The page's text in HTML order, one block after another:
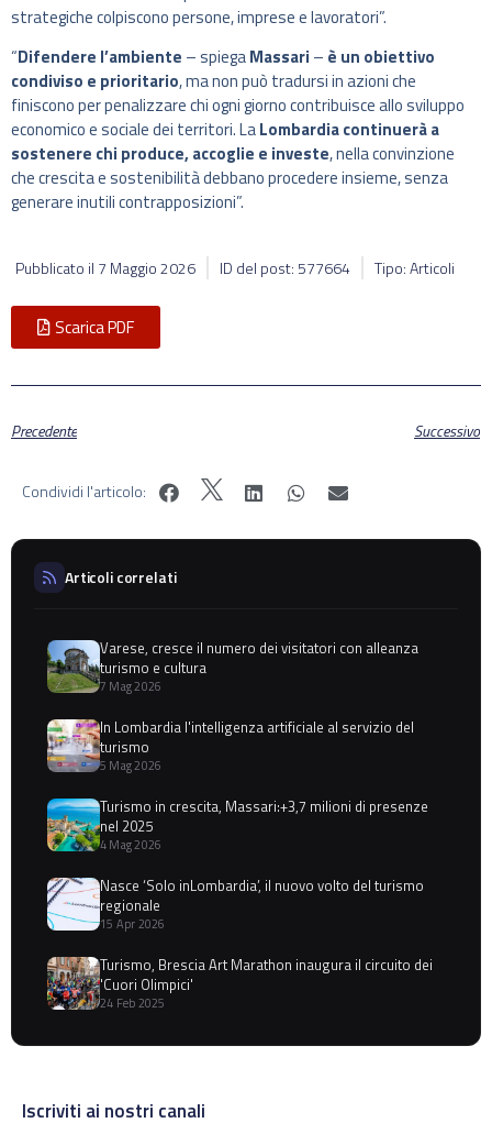
strategiche colpiscono persone, imprese e lavoratori”.
“Difendere l’ambiente – spiegaMassari – è un obiettivo
condiviso e prioritario, ma non può tradursi in azioni che
finiscono per penalizzare chi ogni giorno contribuisce allo sviluppo
economico e sociale dei territori. LaLombardia continuerà a
sostenere chi produce, accoglie e investe, nella convinzione
che crescita e sostenibilità debbano procedere insieme, senza
generare inutili contrapposizioni”.
Pubblicato il 7 Maggio 2026 ID del post: 577664 Tipo: Articoli
Scarica PDF
Precedente Successivo
Condividi l'articolo:
Articoli correlati
Varese, cresce il numero dei visitatori con alleanza
turismo e cultura
7 Mag 2026
In Lombardia l'intelligenza artificiale al servizio del
turismo
5 Mag 2026
Turismo in crescita, Massari:+3,7 milioni di presenze
nel 2025
4 Mag 2026
Nasce ‘Solo inLombardia’, il nuovo volto del turismo
regionale
15 Apr 2026
Turismo, Brescia Art Marathon inaugura il circuito dei
'Cuori Olimpici'
24 Feb 2025
Iscriviti ai nostri canali